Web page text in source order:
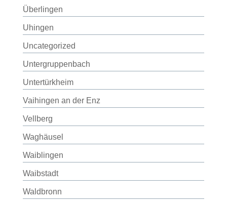
Überlingen
Uhingen
Uncategorized
Untergruppenbach
Untertürkheim
Vaihingen an der Enz
Vellberg
Waghäusel
Waiblingen
Waibstadt
Waldbronn